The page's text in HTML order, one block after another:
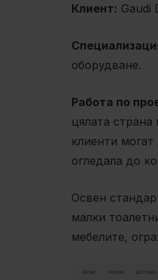
Клиент: Gaudi
оборудване.
Работа по
цялата
клиенти
огледала до
Освен
малки
мебелите,